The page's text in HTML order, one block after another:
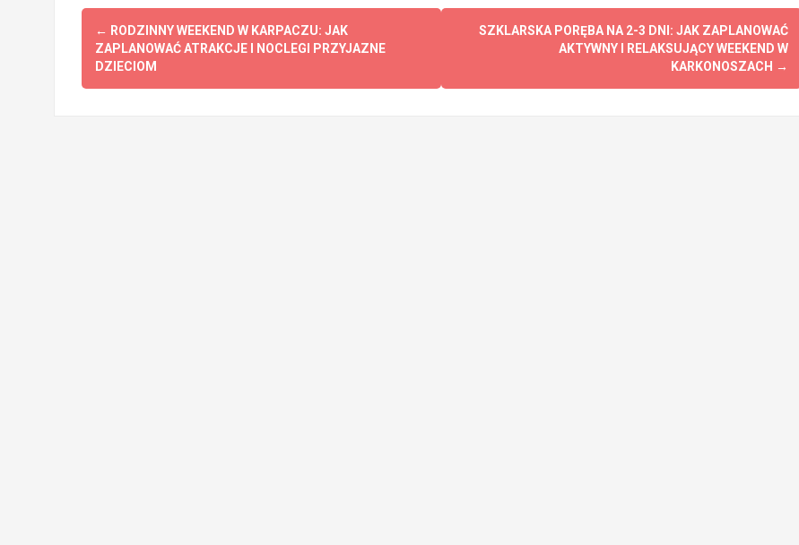
Zobacz
wpisy
← RODZINNY WEEKEND W KARPACZU: JAK
ZAPLANOWAĆ ATRAKCJE I NOCLEGI PRZYJAZNE
DZIECIOM
SZKLARSKA PORĘBA NA 2-3 DNI: JAK ZAPLANOWAĆ
AKTYWNY I RELAKSUJĄCY WEEKEND W
KARKONOSZACH →